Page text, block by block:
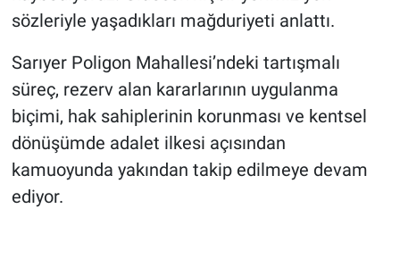
sözleriyle yaşadıkları mağduriyeti anlattı.
Sarıyer Poligon Mahallesi’ndeki tartışmalı
süreç, rezerv alan kararlarının uygulanma
biçimi, hak sahiplerinin korunması ve kentsel
dönüşümde adalet ilkesi açısından
kamuoyunda yakından takip edilmeye devam
ediyor.